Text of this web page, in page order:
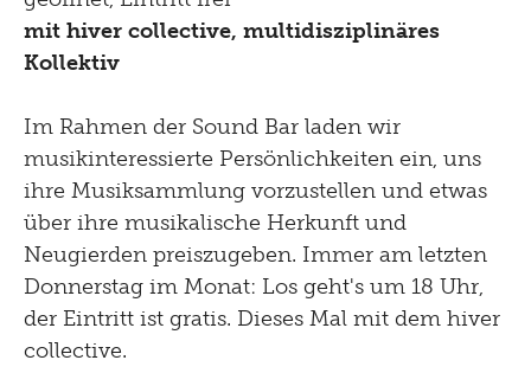
Lernen
Newsletter
Bistro
Menu
Picknick
Brunch
Kontakt
Late Thursday Menu
Shop
mit hiver collective, multidisziplinäres
Kollektiv
Im Rahmen der Sound Bar laden wir
musikinteressierte Persönlichkeiten ein, uns
ihre Musiksammlung vorzustellen und etwas
über ihre musikalische Herkunft und
Neugierden preiszugeben. Immer am letzten
Donnerstag im Monat: Los geht's um 18 Uhr,
der Eintritt ist gratis. Dieses Mal mit dem hiver
collective.